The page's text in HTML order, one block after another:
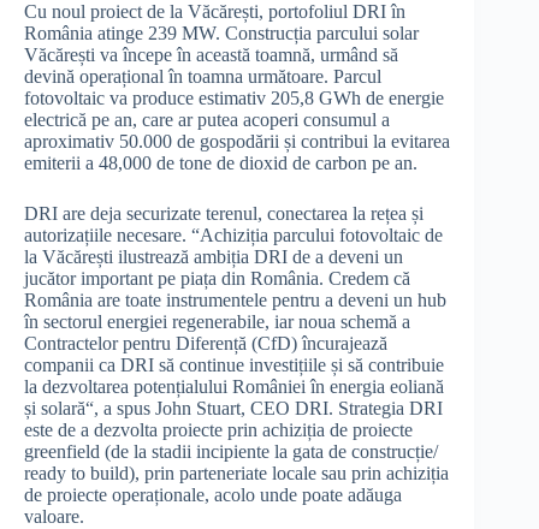
Cu noul proiect de la Văcărești, portofoliul DRI în
România atinge 239 MW. Construcția parcului solar
Văcărești va începe în această toamnă, urmând să
devină operațional în toamna următoare. Parcul
fotovoltaic va produce estimativ 205,8 GWh de energie
electrică pe an, care ar putea acoperi consumul a
aproximativ 50.000 de gospodării și contribui la evitarea
emiterii a 48,000 de tone de dioxid de carbon pe an.
DRI are deja securizate terenul, conectarea la rețea și
autorizațiile necesare. “Achiziția parcului fotovoltaic de
la Văcărești ilustrează ambiția DRI de a deveni un
jucător important pe piața din România. Credem că
România are toate instrumentele pentru a deveni un hub
în sectorul energiei regenerabile, iar noua schemă a
Contractelor pentru Diferență (CfD) încurajează
companii ca DRI să continue investițiile și să contribuie
la dezvoltarea potențialului României în energia eoliană
și solară“, a spus John Stuart, CEO DRI. Strategia DRI
este de a dezvolta proiecte prin achiziția de proiecte
greenfield (de la stadii incipiente la gata de construcție/
ready to build), prin parteneriate locale sau prin achiziția
de proiecte operaționale, acolo unde poate adăuga
valoare.